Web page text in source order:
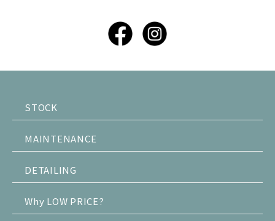
STOCK
MAINTENANCE
DETAILING
Why LOW PRICE?